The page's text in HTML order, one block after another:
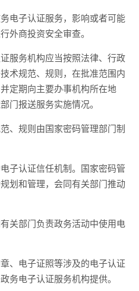
电子认证服务，影响或者可能
外商投资安全审查。
服务机构应当按照法律、行政
术规范、规则，在批准范围内
定期向主要办事机构所在地
门报送服务实施情况。
、规则由国家密码管理部门制
子认证信任机制。国家密码管
划和管理，会同有关部门推动
关部门负责政务活动中使用电
、电子证照等涉及的电子认证
务电子认证服务机构提供。